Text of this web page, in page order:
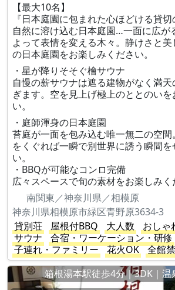
【最大10名】
『日本庭園に包まれた心ほどける貸切
自然に溶け込む日本庭園…一面に広が
よって表情を変える木々。静けさと
の日本庭園をお楽しみください。
・星が降りそそぐ檜サウナ
自慢の薪サウナは遮る建物がなく満
ぎます。空を見上げ極上のととのいを
い。
・庭師渾身の日本庭園
苔庭が一面を包み込む唯一無二の空間
をくぐれば一瞬で別世界に誘う瞬間を
い。
・BBQが可能なコンロ完備
広々スペースで旬の素材をお楽しみく
南関東／神奈川県／相模原
神奈川県相模原市緑区青野原3634-3
貸別荘
屋根付BBQ 大人数 おしゃ
サウナ
合宿・ワーケーション・研修
子連れ・ファミリー
花火OK 全館
箱根湯本駅徒歩4分｜3DK｜温